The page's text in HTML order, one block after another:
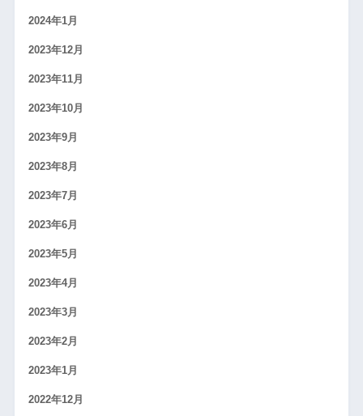
2024年1月
2023年12月
2023年11月
2023年10月
2023年9月
2023年8月
2023年7月
2023年6月
2023年5月
2023年4月
2023年3月
2023年2月
2023年1月
2022年12月